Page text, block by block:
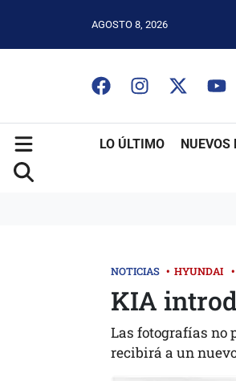
AGOSTO 8, 2026
LO ÚLTIMO NUEVOS
NOTICIAS • HYUNDAI •
KIA
Las fotografías no
recibirá a un